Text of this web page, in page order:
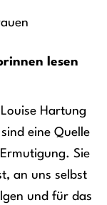
lesen
Hartung
eine Quelle
Sie
an uns selbst
und für das